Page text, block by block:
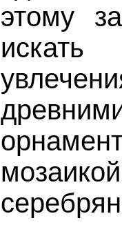
этому